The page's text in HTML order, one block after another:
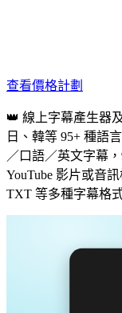
查看價格計劃
👑 線上字幕產生器
日、韓等 95+ 種語
／口語／英文字幕
YouTube 影片或音
TXT 等多種字幕格